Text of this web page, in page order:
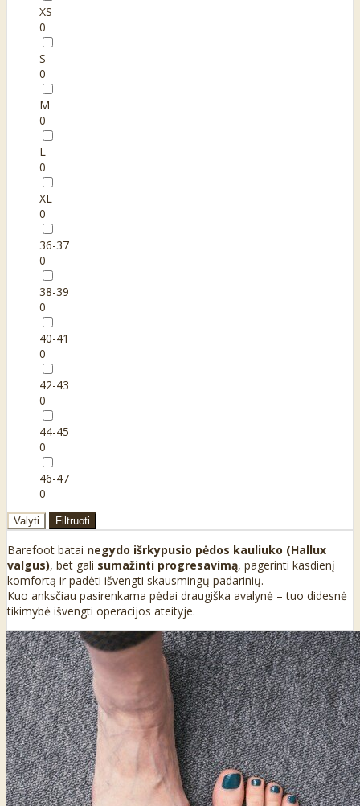
XS
0
S
0
M
0
L
0
XL
0
36-37
0
38-39
0
40-41
0
42-43
0
44-45
0
46-47
0
Valyti Filtruoti
Barefoot batai negydo išrkypusio pėdos kauliuko (Hallux
valgus), bet gali sumažinti progresavimą, pagerinti kasdienį
komfortą ir padėti išvengti skausmingų padarinių.
Kuo anksčiau pasirenkama pėdai draugiška avalynė – tuo didesnė
tikimybė išvengti operacijos ateityje.